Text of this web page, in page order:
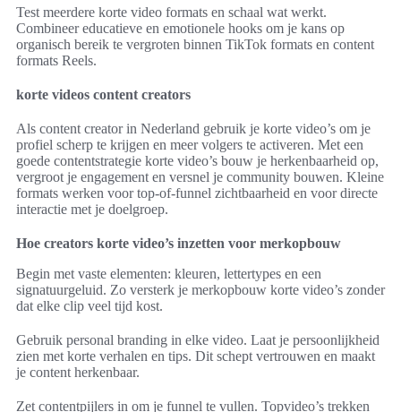
Test meerdere korte video formats en schaal wat werkt.
Combineer educatieve en emotionele hooks om je kans op
organisch bereik te vergroten binnen TikTok formats en content
formats Reels.
korte videos content creators
Als content creator in Nederland gebruik je korte video’s om je
profiel scherp te krijgen en meer volgers te activeren. Met een
goede contentstrategie korte video’s bouw je herkenbaarheid op,
vergroot je engagement en versnel je community bouwen. Kleine
formats werken voor top-of-funnel zichtbaarheid en voor directe
interactie met je doelgroep.
Hoe creators korte video’s inzetten voor merkopbouw
Begin met vaste elementen: kleuren, lettertypes en een
signatuurgeluid. Zo versterk je merkopbouw korte video’s zonder
dat elke clip veel tijd kost.
Gebruik personal branding in elke video. Laat je persoonlijkheid
zien met korte verhalen en tips. Dit schept vertrouwen en maakt
je content herkenbaar.
Zet contentpijlers in om je funnel te vullen. Topvideo’s trekken